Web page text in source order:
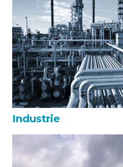
Industrie